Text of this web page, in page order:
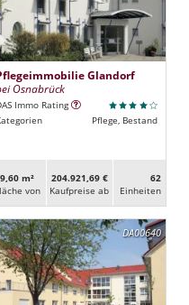
Glandorf
Osnabrück
Immo Rating
Pflege, Bestand
m²
von
204.921,69 €
Kaufpreise ab
62
Ein­heiten
DA00640